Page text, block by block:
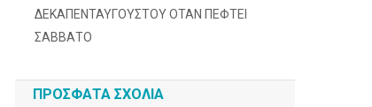
ΔΕΚΑΠΕΝΤΑΥΓΟΥΣΤΟΥ ΟΤΑΝ ΠΕΦΤΕΙ
ΣΑΒΒΑΤΟ
ΠΡΌΣΦΑΤΑ ΣΧΌΛΙΑ